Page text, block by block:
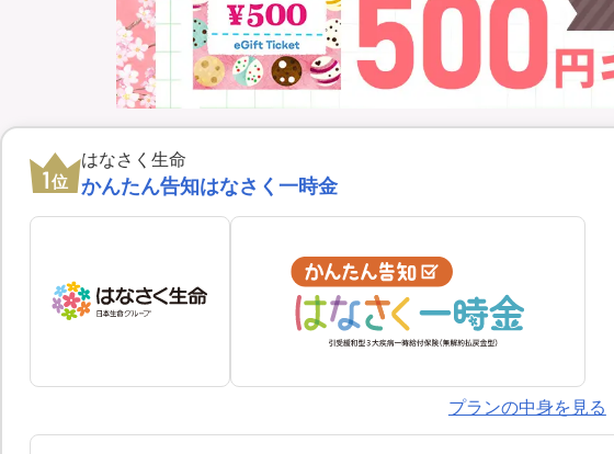
1位
はなさく生命
かんたん告知はなさく一時金
プランの中身を見る